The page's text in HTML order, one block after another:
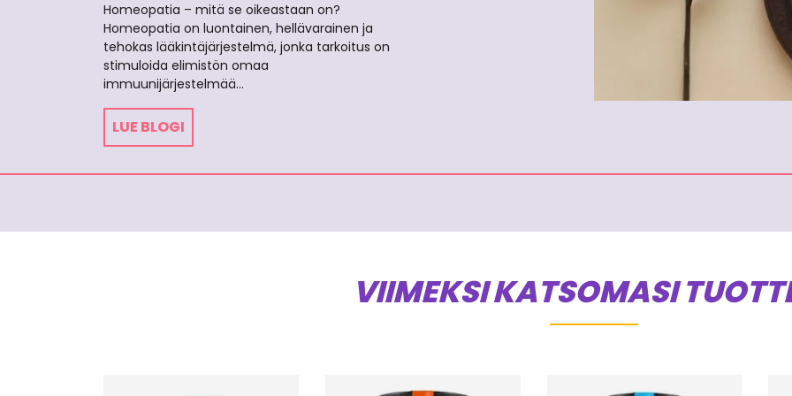
Homeopatia – mitä se oikeastaan on?
Homeopatia on luontainen, hellävarainen ja
tehokas lääkintäjärjestelmä, jonka tarkoitus on
stimuloida elimistön omaa
immuunijärjestelmää…
LUE BLOGI
VIIMEKSI KATSOMASI